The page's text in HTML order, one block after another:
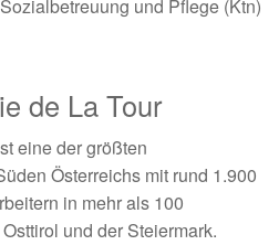
und Pflege (Ktn)
de La Tour
eine der größten
Österreichs mit rund 1.900
in mehr als 100
und der Steiermark.